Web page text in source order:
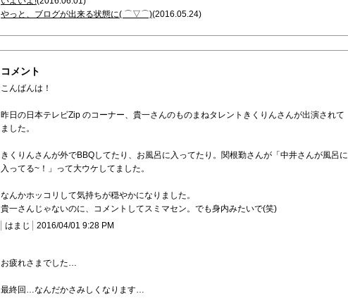
やっと、ブログが出来る状態に( ⌒▽⌒)(2016.05.24)
コメント
こんばんは！
昨日の日本テレビZip のコーナー、貴一さんのものまねタレントきくりんさんが出演されて
ました。
きくりんさんが外でBBQしてたり、お風呂に入ってたり。関根勤さんが「中井さんが風呂に
入ってる~！」って大ウケしてました。
なんかホッコリして気持ちが穏やかになりました。
貴一さんじゃないのに、コメントしてスミマセン。でも身内みたいで(笑)
はまじ
2016/04/01 9:28 PM
お疲れさまでした…
最終回…なんだかさみしくなります…